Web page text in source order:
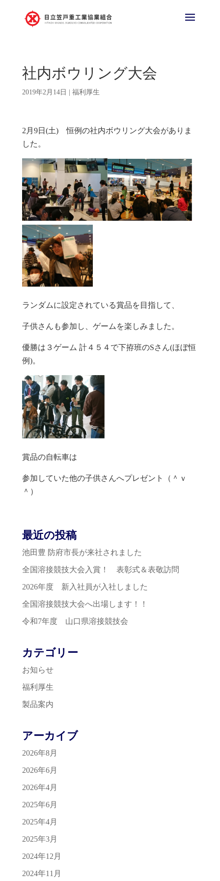
社内ボウリング大会
2019年2月14日 福利厚生
2月9日(土) 恒例の社内ボウリング大会がありま
した。
ランダムに設定されている賞品を目指して、
子供さんも参加し、ゲームを楽しみました。
優勝は３ゲーム 計４５４で下拵班のSさん(ほぼ恒
例)。
賞品の自転車は
参加していた他の子供さんへプレゼント（＾ｖ
＾）
最近の投稿
池田豊 防府市長が来社されました
全国溶接競技大会入賞！ 表彰式＆表敬訪問
2026年度 新入社員が入社しました
全国溶接競技大会へ出場します！！
令和7年度 山口県溶接競技会
カテゴリー
お知らせ
福利厚生
製品案内
アーカイブ
2026年8月
2026年6月
2026年4月
2025年6月
2025年4月
2025年3月
2024年12月
2024年11月